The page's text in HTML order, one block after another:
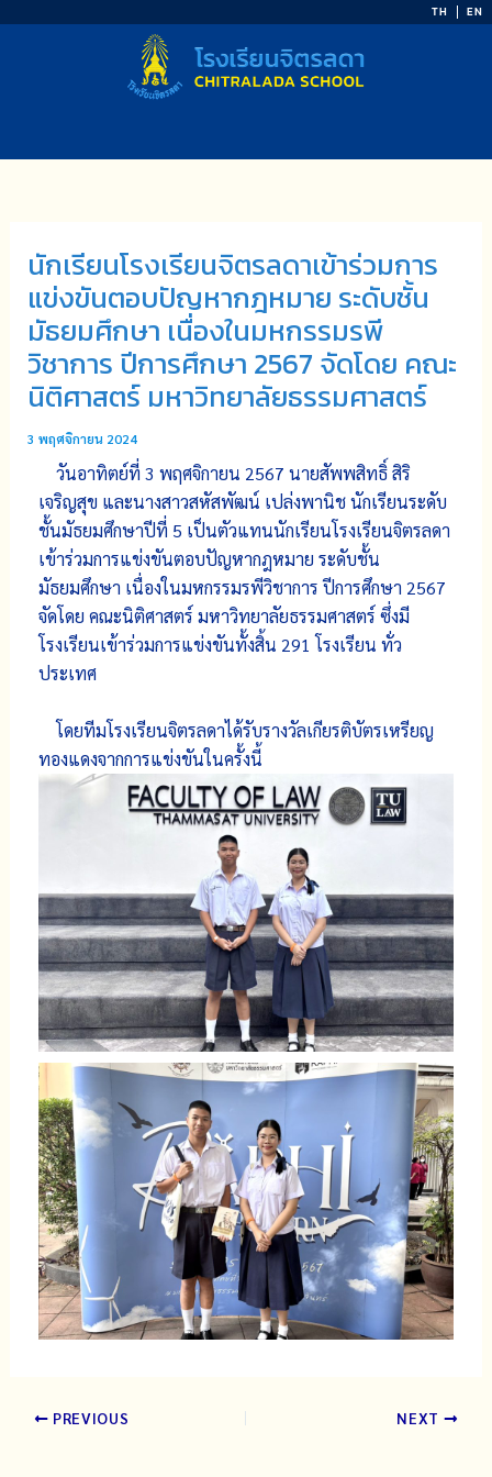
TH EN
นักเรียนโรงเรียนจิตรลดาเข้าร่วมการ
แข่งขันตอบปัญหากฎหมาย ระดับชั้น
มัธยมศึกษา เนื่องในมหกรรมรพี
วิชาการ ปีการศึกษา 2567 จัดโดย คณะ
นิติศาสตร์ มหาวิทยาลัยธรรมศาสตร์
3 พฤศจิกายน 2024
วันอาทิตย์ที่ 3 พฤศจิกายน 2567 นายสัพพสิทธิ์ สิริ
เจริญสุข และนางสาวสหัสพัฒน์ เปล่งพานิช นักเรียนระดับ
ชั้นมัธยมศึกษาปีที่ 5 เป็นตัวแทนนักเรียนโรงเรียนจิตรลดา
เข้าร่วมการแข่งขันตอบปัญหากฎหมาย ระดับชั้น
มัธยมศึกษา เนื่องในมหกรรมรพีวิชาการ ปีการศึกษา 2567
จัดโดย คณะนิติศาสตร์ มหาวิทยาลัยธรรมศาสตร์ ซึ่งมี
โรงเรียนเข้าร่วมการแข่งขันทั้งสิ้น 291 โรงเรียน ทั่ว
ประเทศ
โดยทีมโรงเรียนจิตรลดาได้รับรางวัลเกียรติบัตรเหรียญ
ทองแดงจากการแข่งขันในครั้งนี้
PREVIOUS NEXT